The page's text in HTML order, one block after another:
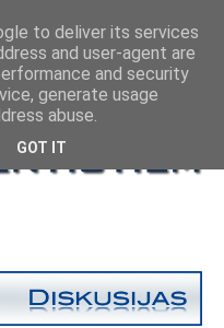
to deliver its services
and user-agent are
and security
generate usage
abuse.
GOT IT